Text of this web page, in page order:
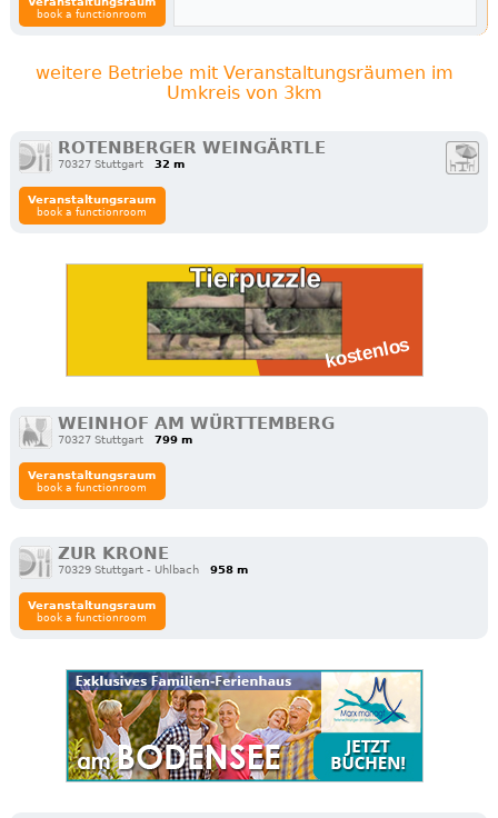
book a functionroom
weitere Betriebe mit Veranstaltungsräumen im
Umkreis von 3km
ROTENBERGER WEINGÄRTLE
70327 Stuttgart 32 m
Veranstaltungsraum
book a functionroom
WEINHOF AM WÜRTTEMBERG
70327 Stuttgart 799 m
Veranstaltungsraum
book a functionroom
ZUR KRONE
70329 Stuttgart - Uhlbach 958 m
Veranstaltungsraum
book a functionroom